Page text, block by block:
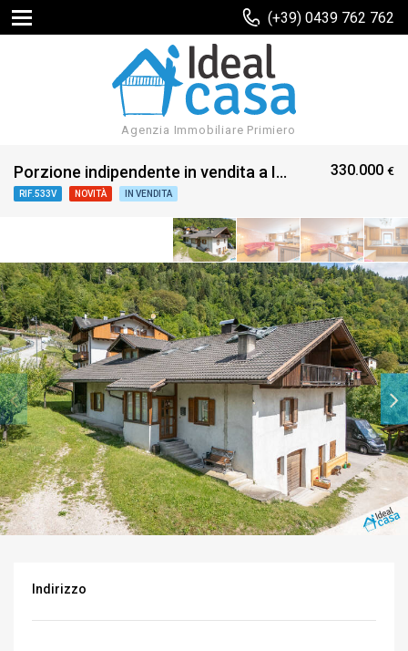
(+39) 0439 762 762
Agenzia Immobiliare Primiero
Porzione indipendente in vendita a Imer
RIF.533V NOVITÀ IN VENDITA
330.000 €
Indirizzo